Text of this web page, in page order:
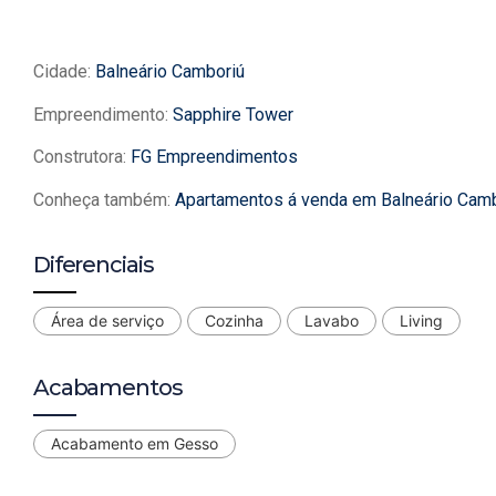
Cidade: Balneário Camboriú
Empreendimento: Sapphire Tower
Construtora: FG Empreendimentos
Conheça também: Apartamentos á venda em Balneário
Diferenciais
Área de serviço Cozinha Lavabo Living
Acabamentos
Acabamento em Gesso